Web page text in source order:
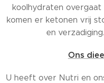
koolhydraten
komen er ketonen vrij
en
Ons
U heeft over Nutri en